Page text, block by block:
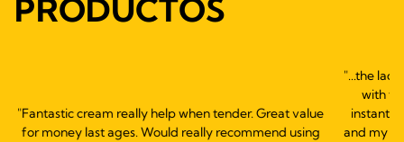
PRODUCTOS
"Fantastic cream really help when tender. Great value
for money last ages. Would really recommend using
"...the
with
instantly
and my